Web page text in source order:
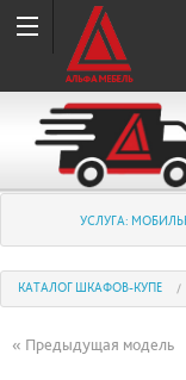
УСЛУГА:
КАТАЛОГ ШКАФОВ-КУПЕ
« Предыдущая модель